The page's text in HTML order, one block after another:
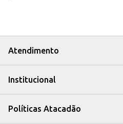
Atendimento
Institucional
Políticas Atacadão